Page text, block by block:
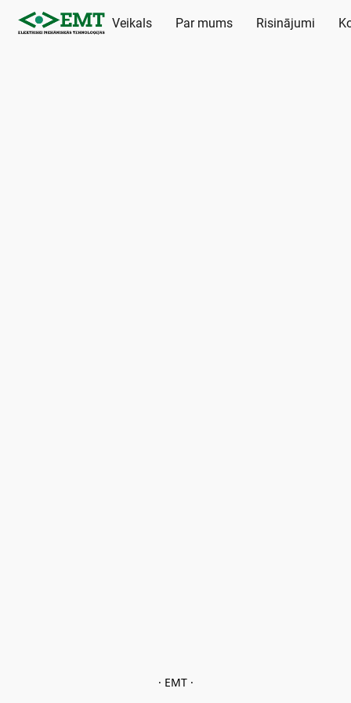
Veikals Par mums Risinājumi
· EMT ·